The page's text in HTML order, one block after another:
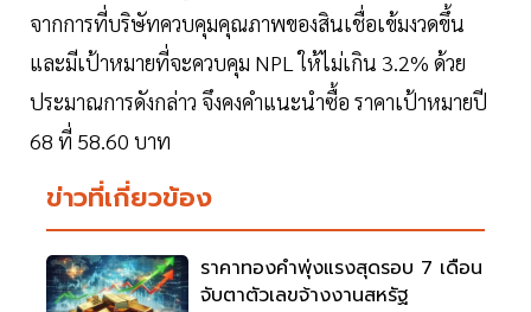
จากการที่บริษัทควบคุมคุณภาพของสินเชื่อเข้มงวดขึ้น
และมีเป้าหมายที่จะควบคุม NPL ให้ไม่เกิน 3.2% ด้วย
ประมาณการดังกล่าว จึงคงคำแนะนำซื้อ ราคาเป้าหมายปี
68 ที่ 58.60 บาท
ข่าวที่เกี่ยวข้อง
ราคาทองคำพุ่งแรงสุดรอบ 7 เดือน
จับตาตัวเลขจ้างงานสหรัฐ